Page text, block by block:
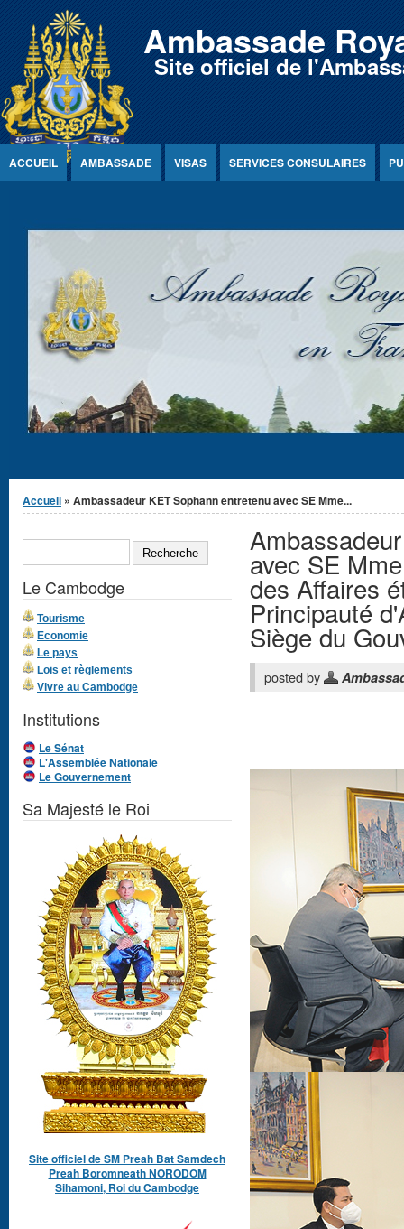
Jump to Content Ambassade
Site officiel de
ACCUEIL AMBASSADE VISAS SERVICES CONSULAIRES
Vous êtes ici
Accueil » Ambassadeur KET Sophann entretenu avec SE Mme...
avec SE
des Affaires
Principauté
Siège du
posted by
Formulaire de
recherche
Le Cambodge
Tourisme
Economie
Le pays
Lois et règlements
Vivre au Cambodge
Institutions
Le Sénat
L'Assemblée Nationale
Le Gouvernement
Sa Majesté le Roi
Site officiel de SM Preah Bat Samdech
Preah Boromneath NORODOM
Sihamoni, Roi du Cambodge